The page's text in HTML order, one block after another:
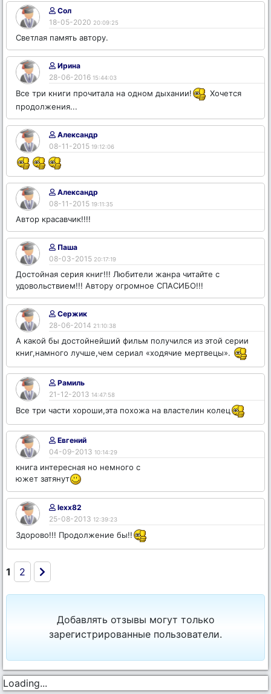
Сол
18-05-2020 20:09:25
Светлая память автору.
Ирина
28-06-2016 15:44:03
Все три книги прочитала на одном дыхании!
Хочется
продолжения...
Александр
08-11-2015 19:12:06
Александр
08-11-2015 19:11:35
Автор красавчик!!!!
Паша
08-03-2015 20:17:19
Достойная серия книг!!! Любители жанра читайте с
удовольствием!!! Автору огромное СПАСИБО!!!
Сержик
28-06-2014 21:10:38
А какой бы достойнейший фильм получился из этой серии
книг,намного лучше,чем сериал «ходячие мертвецы».
Рамиль
21-12-2013 14:47:58
Все три части хороши,эта похожа на властелин колец
Евгений
04-09-2013 10:14:29
книга интересная но немного с
южет затянут
lexx82
25-08-2013 12:39:23
Здорово!!! Продолжение бы!!
1 2
Добавлять отзывы могут только
зарегистрированные пользователи.
Loading...